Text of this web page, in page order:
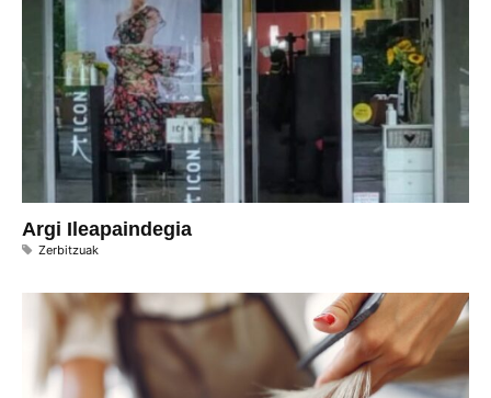
Argi Ileapaindegia
Zerbitzuak